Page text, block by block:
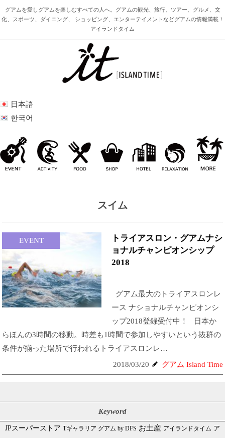
グアムを愛しグアムを楽しむすべての人へ。グアムの観光、旅行、ツアー、グルメ、文
化、スポーツ、ダイニング、 ショッピング、エンターテイメントなどグアムの情報満載！
アイランドタイム
日本語
한국어
スイム
EVENT
トライアスロン・グアムナシ
ョナルチャンピオンシップ
2018
グアム最大のトライアスロンレ
ース ナショナルチャンピオンシ
ップ2018登録受付中！ 日本か
らほんの3時間の移動。時差も1時間で参加しやすいという抜群の
条件が揃った場所で行われるトライアスロンレ…
2018/03/20
グアム Island Time
Keyword
JPスーパーストア Tギャラリア グアム by DFS お土産 アイランドタイム ア